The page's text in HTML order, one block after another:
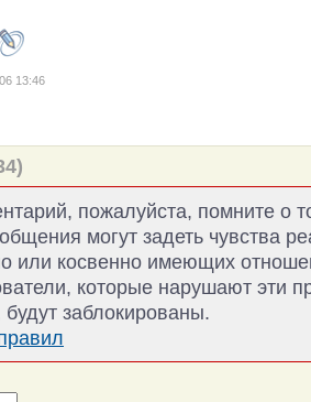
13:46
пожалуйста, помните о
могут задеть чувства
или косвенно имеющих
которые нарушают эти
будут заблокированы.